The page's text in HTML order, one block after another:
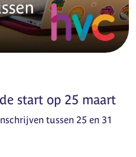
start op 25 maart
tussen 25 en 31